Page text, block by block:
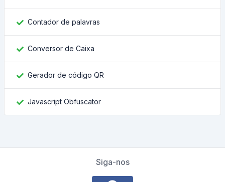
Contador de palavras
Conversor de Caixa
Gerador de código QR
Javascript Obfuscator
Siga-nos